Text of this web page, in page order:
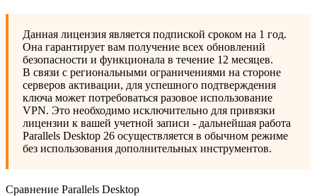
Данная лицензия является подпиской сроком на 1 год.
Она гарантирует вам получение всех обновлений
безопасности и функционала в течение 12 месяцев.
В связи с региональными ограничениями на стороне
серверов активации, для успешного подтверждения
ключа может потребоваться разовое использование
VPN. Это необходимо исключительно для привязки
лицензии к вашей учетной записи - дальнейшая работа
Parallels Desktop 26 осуществляется в обычном режиме
без использования дополнительных инструментов.
Сравнение Parallels Desktop